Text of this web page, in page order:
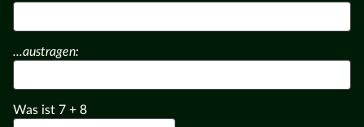
...austragen:
Was ist 7 + 8